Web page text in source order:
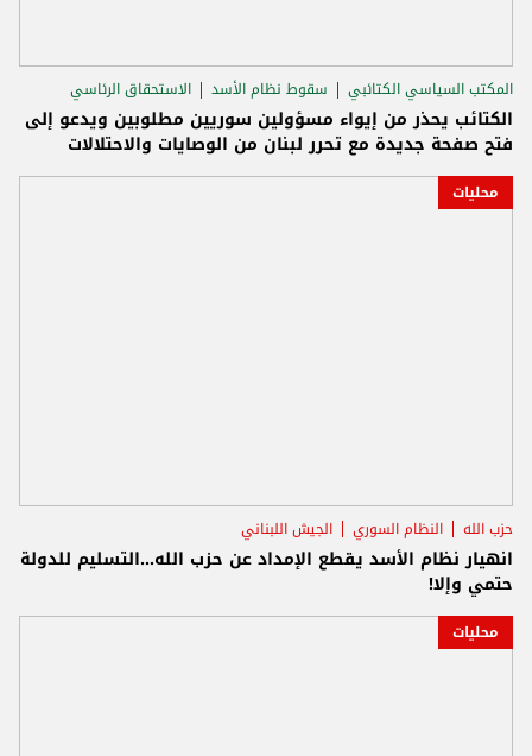
المكتب السياسي الكتائبي سقوط نظام الأسد الاستحقاق الرئاسي
الكتائب يحذر من إيواء مسؤولين سوريين مطلوبين ويدعو إلى
فتح صفحة جديدة مع تحرر لبنان من الوصايات والاحتلالات
محليات
حزب الله النظام السوري الجيش اللبناني
انهيار نظام الأسد يقطع الإمداد عن حزب الله...التسليم للدولة
حتمي وإلا!
محليات